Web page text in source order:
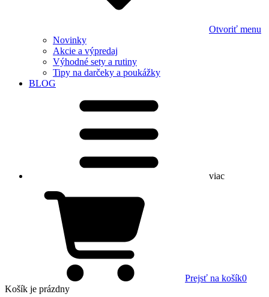
Otvoriť menu
Novinky
Akcie a výpredaj
Výhodné sety a rutiny
Tipy na darčeky a poukážky
BLOG
viac
Prejsť na košík0
Košík je prázdny